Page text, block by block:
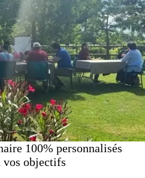
100% personnalisés
vos objectifs